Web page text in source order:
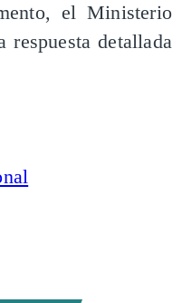
el Ministerio
detallada